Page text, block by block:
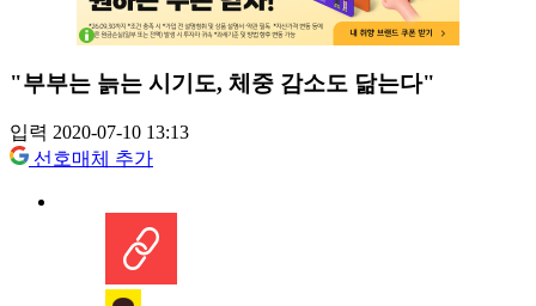
"부부는 늙는 시기도, 체중 감소도 닮는다"
입력 2020-07-10 13:13
선호매체 추가